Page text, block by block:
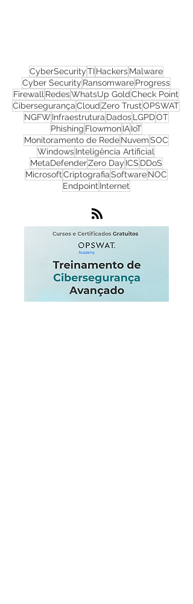
CyberSecurityTIHackersMalware
Cyber SecurityRansomwareProgress
FirewallRedesWhatsUp Gold Check Point
CibersegurançaCloudZero Trust
NGFWInfraestruturaDadosLGPDOT
PhishingFlowmonIAIoT
Monitoramento de RedeNuvemSOC
WindowsInteligência Artificial
MetaDefenderZero DayICS
EndpointInternet